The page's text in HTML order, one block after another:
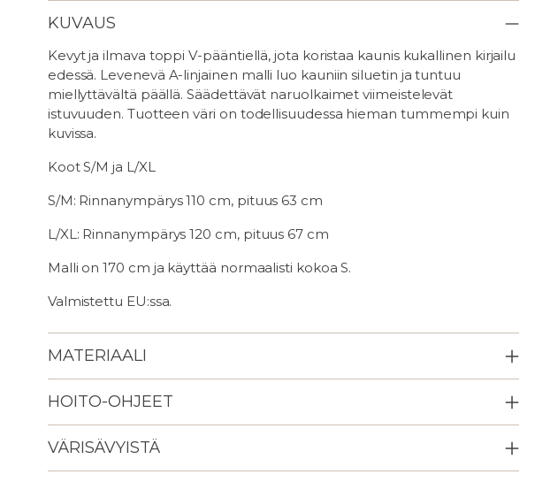
KUVAUS
Kevyt ja ilmava toppi V-pääntiellä, jota koristaa kaunis kukallinen kirjailu
edessä. Levenevä A-linjainen malli luo kauniin siluetin ja tuntuu
miellyttävältä päällä. Säädettävät naruolkaimet viimeistelevät
istuvuuden. Tuotteen väri on todellisuudessa hieman tummempi kuin
kuvissa.
Koot S/M ja L/XL
S/M: Rinnanympärys 110 cm, pituus 63 cm
L/XL: Rinnanympärys 120 cm, pituus 67 cm
Malli on 170 cm ja käyttää normaalisti kokoa S.
Valmistettu EU:ssa.
MATERIAALI
HOITO-OHJEET
VÄRISÄVYISTÄ